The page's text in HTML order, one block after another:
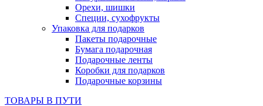
Орехи, шишки
Специи, сухофрукты
Упаковка для подарков
Пакеты подарочные
Бумага подарочная
Подарочные ленты
Коробки для подарков
Подарочные корзины
ТОВАРЫ В ПУТИ